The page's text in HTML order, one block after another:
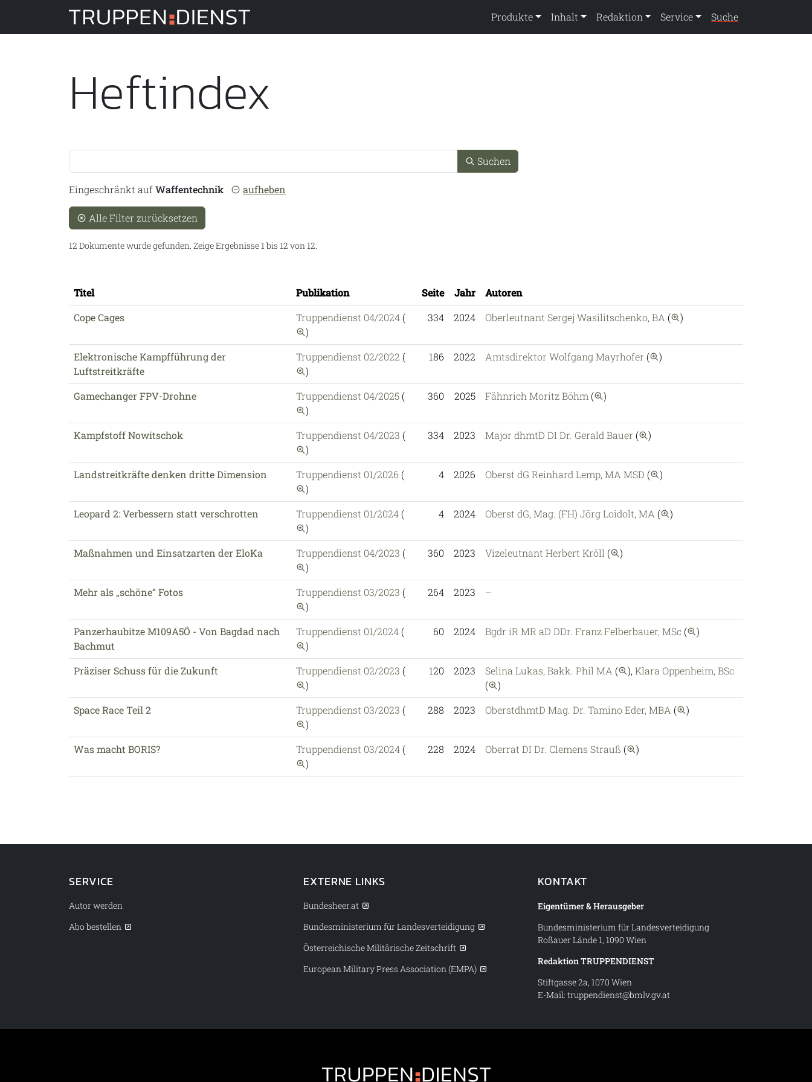
Truppendienst Produkte Inhalt Redaktion Service Suche
Heftindex
Suchen
Eingeschränkt aufWaffentechnik aufheben
Alle Filter zurücksetzen
12 Dokumente wurde gefunden. Zeige Ergebnisse 1 bis 12 von 12.
Titel Publikation Seite Jahr
Autoren
Cope Cages
Truppendienst 04/2024(
auf diese Publikation einschränken
)
334 2024 Oberleutnant Sergej Wasilitschenko, BA ( auf diesen Autor
)
Elektronische Kampfführung der
Luftstreitkräfte
Truppendienst 02/2022 (
auf diese Publikation einschränken
)
186 2022 Amtsdirektor Wolfgang Mayrhofer ( auf diesen Autor einschränken
)
Gamechanger FPV-Drohne Truppendienst 04/2025(
auf diese Publikation einschränken
)
360 2025 Fähnrich Moritz Böhm ( auf diesen Autor einschränken
)
Kampfstoff Nowitschok Truppendienst 04/2023 (
auf diese Publikation einschränken
)
334 2023 Major dhmtD DI Dr. Gerald Bauer ( auf diesen Autor einschränken
)
Landstreitkräfte denken dritte Dimension Truppendienst 01/2026 (
auf diese Publikation einschränken
)
4 2026 Oberst dG Reinhard Lemp, MA MSD ( auf diesen Autor einschränken
)
Leopard 2: Verbessern statt verschrotten Truppendienst 01/2024(
auf diese Publikation einschränken
)
4 2024 Oberst dG, Mag. (FH) Jörg Loidolt, MA ( auf diesen Autor einschränken
)
Maßnahmen und Einsatzarten der EloKa Truppendienst 04/2023 (
auf diese Publikation einschränken
)
360 2023 Vizeleutnant Herbert Kröll ( auf diesen Autor einschränken
)
Mehr als „schöne“ Fotos Truppendienst 03/2023 (
auf diese Publikation einschränken
)
264 2023 –
Panzerhaubitze M109A5Ö - Von Bagdad nach
Bachmut
Truppendienst 01/2024(
auf diese Publikation einschränken
)
60 2024 Bgdr iR MR aD DDr. Franz Felberbauer, MSc( auf diesen Autor
)
Präziser Schuss für die Zukunft Truppendienst 02/2023 (
auf diese Publikation einschränken
)
120 2023 Selina Lukas, Bakk. Phil MA ( auf diesen Autor einschränken
), Klara Oppenheim, BSc
(
auf diesen Autor einschränken
)
Space Race Teil 2
Truppendienst 03/2023 (
auf diese Publikation einschränken
)
288 2023 OberstdhmtD Mag. Dr. Tamino Eder, MBA ( auf diesen Autor
)
Was macht BORIS? Truppendienst 03/2024(
auf diese Publikation einschränken
)
228 2024 Oberrat DI Dr. Clemens Strauß ( auf diesen Autor einschränken
)
SERVICE
Autor werden
Abo bestellen
EXTERNE LINKS
Bundesheer.at
Bundesministerium für Landesverteidigung
Österreichische Militärische Zeitschrift
European Military Press Association (EMPA)
KONTAKT
Eigentümer & Herausgeber
Bundesministerium für Landesverteidigung
Roßauer Lände 1, 1090 Wien
Redaktion TRUPPENDIENST
Stiftgasse 2a, 1070 Wien
E-Mail: truppendienst@bmlv.gv.at
Truppendienst – Magazin des Österreichischen Bundesheeres